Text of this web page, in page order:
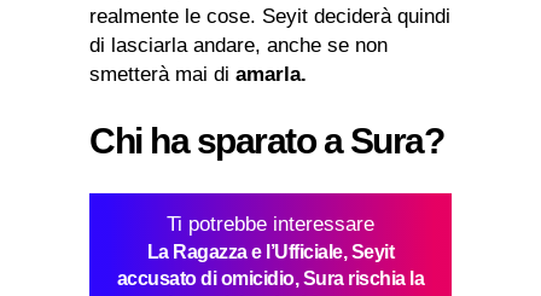
realmente le cose. Seyit deciderà quindi
di lasciarla andare, anche se non
smetterà mai di amarla.
Chi ha sparato a Sura?
Ti potrebbe interessare
La Ragazza e l’Ufficiale, Seyit
accusato di omicidio, Sura rischia la